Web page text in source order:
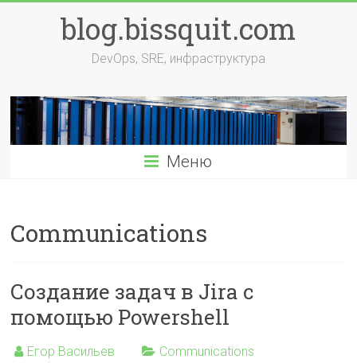
содержимомуblog.bissquit.com
DevOps, SRE, инфраструктура
Меню
Communications
Создание задач в Jira с
помощью Powershell
Егор Васильев Communications